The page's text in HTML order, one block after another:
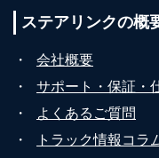
ステアリンクの概
・ 会社概要
・
サポート・保証・
・
よくあるご質問
・
トラック情報コラ